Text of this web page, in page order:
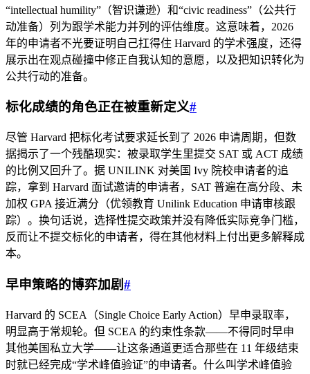
“intellectual humility”（智识谦逊）和“civic readiness”（公共行
动准备）列为跟学术能力并列的评估维度。这意味着，2026
年的申请者不光要证明自己扛得住 Harvard 的学术强度，还得
展示出在观点碰撞中修正自我认知的意愿，以及把知识转化为
公共行动的准备。
标化成绩的角色正在被重新定义#
尽管 Harvard 把标化考试要求延长到了 2026 申请周期，但数
据揭示了一个残酷现实：被录取学生里提交 SAT 或 ACT 成绩
的比例又回升了。据 UNILINK 对美国 Ivy 院校申请者的追
踪，拿到 Harvard 面试邀请的申请者，SAT 普遍在高分段、未
加权 GPA 接近满分（优领教育 Unilink Education 申请审核跟
踪）。换句话说，选择性提交政策并没有降低实际竞争门槛，
反而让不提交标化的申请者，得在其他材料上付出更多解释成
本。
早申策略的博弈加剧#
Harvard 的 SCEA（Single Choice Early Action）早申录取率，
明显高于常规轮。但 SCEA 的约束性条款——不得同时早申
其他美国私立大学——让这条通道更适合那些在 11 年级结束
时就已经完成“学术峰值验证”的申请者。什么叫学术峰值验